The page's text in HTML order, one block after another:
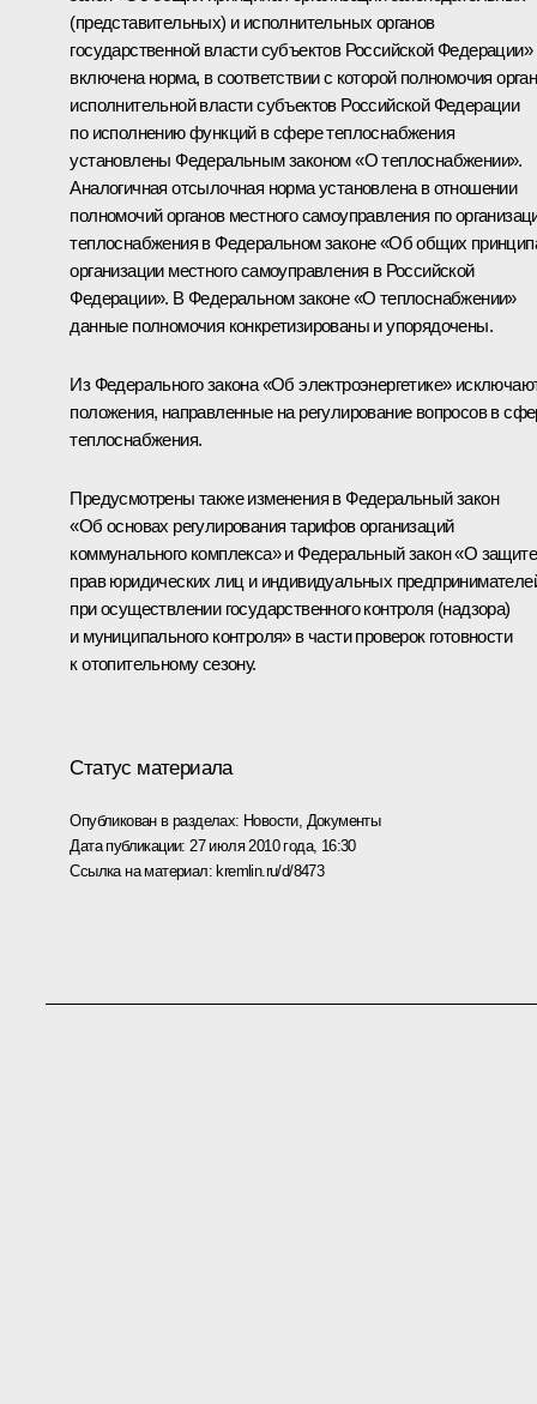
(представительных) и исполнительных органов
государственной власти субъектов Российской Федерации»
включена норма, в соответствии с которой полномочия
исполнительной власти субъектов Российской Федерации
по исполнению функций в сфере теплоснабжения
установлены Федеральным законом «О теплоснабжении».
Аналогичная отсылочная норма установлена в отношении
полномочий органов местного самоуправления по
теплоснабжения в Федеральном законе «Об общих
организации местного самоуправления в Российской
Федерации». В Федеральном законе «О теплоснабжении»
данные полномочия конкретизированы и упорядочены.
Из Федерального закона «Об электроэнергетике»
положения, направленные на регулирование вопросов в
теплоснабжения.
Предусмотрены также изменения в Федеральный закон
«Об основах регулирования тарифов организаций
коммунального комплекса» и Федеральный закон «О защите
прав юридических лиц и индивидуальных
при осуществлении государственного контроля (надзора)
и муниципального контроля» в части проверок готовности
к отопительному сезону.
Статус материала
Опубликован в разделах: Новости, Документы
Дата публикации: 27 июля 2010 года, 16:30
Ссылка на материал: kremlin.ru/d/8473